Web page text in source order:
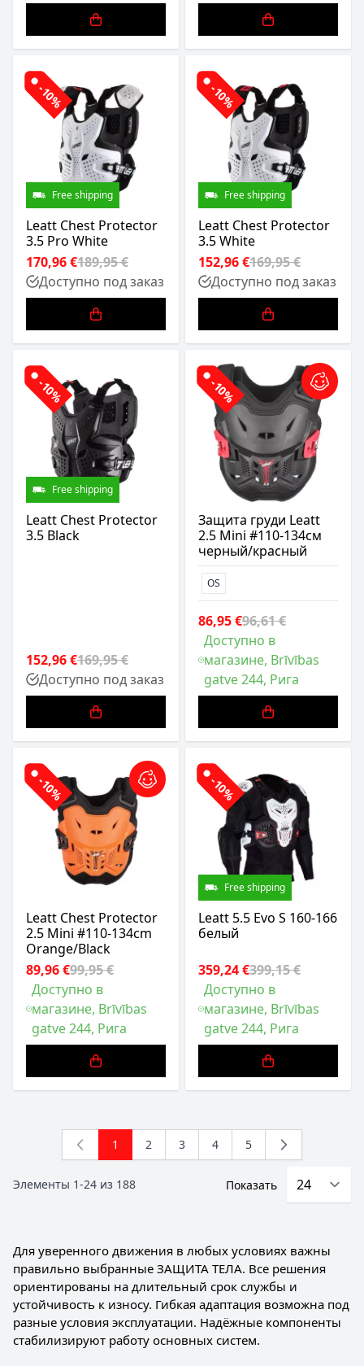
-10%
Free shipping
Leatt Chest Protector
3.5 Pro White
170,96 €189,95 €
Доступно под заказ
-10%
Free shipping
Leatt Chest Protector
3.5 White
152,96 €169,95 €
Доступно под заказ
-10%
Free shipping
Leatt Chest Protector
3.5 Black
152,96 €169,95 €
Доступно под заказ
-10%
Защита груди Leatt
2.5 Mini #110-134см
черный/красный
OS
86,95 €96,61 €
Доступно в
магазине, Brīvības
gatve 244, Рига
-10%
Leatt Chest Protector
2.5 Mini #110-134cm
Orange/Black
89,96 €99,95 €
Доступно в
магазине, Brīvības
gatve 244, Рига
-10%
Free shipping
Leatt 5.5 Evo S 160-166
белый
359,24 €399,15 €
Доступно в
магазине, Brīvības
gatve 244, Рига
Элементы 1-24 из 188
You're currently reading page
1 Страница
2 Страница
3 Страница
4 Страница
5
Показать
Для уверенного движения в любых условиях важны
правильно выбранные ЗАЩИТА ТЕЛА. Все решения
ориентированы на длительный срок службы и
устойчивость к износу. Гибкая адаптация возможна под
разные условия эксплуатации. Надёжные компоненты
стабилизируют работу основных систем.